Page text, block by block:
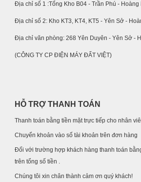
Địa chỉ số 1 :Tổng Kho B04 - Trần Phú - Hoàng
Địa chỉ số 2: Kho KT3, KT4, KT5 - Yên Sở -
Địa chỉ văn phòng: 268 Yên Duyên - Yên Sở -
(CÔNG TY CP ĐIỆN MÁY ĐẤT VIỆT)
HỖ TRỢ THANH TOÁN
Thanh toán bằng tiền mặt trực tiếp cho nhân
Chuyển khoản vào số tài khoản trên đơn hàng
Đối với trường hợp khách hàng thanh toán
trên tổng số tiền .
Chúng tôi xin chân thành cảm ơn quý khách!